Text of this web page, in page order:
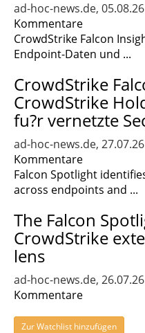
ad-hoc-news.de,
Kommentare
CrowdStrike Falcon
Endpoint-Daten und ...
CrowdStrike
CrowdStrike
fu?r vernetzte
ad-hoc-news.de,
Kommentare
Falcon Spotlight
across endpoints and ...
The Falcon
CrowdStrike
lens
ad-hoc-news.de,
Kommentare
Zur Watchlist hinzufügen